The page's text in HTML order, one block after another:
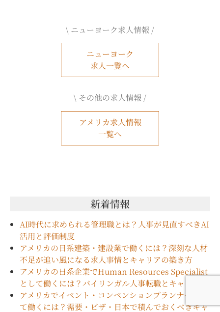
\ ニューヨーク求人情報 /
ニューヨーク
求人一覧へ
\ その他の求人情報 /
アメリカ求人情報
一覧へ
新着情報
AI時代に求められる管理職とは？人事が見直すべきAI
活用と評価制度
アメリカの日系建築・建設業で働くには？深刻な人材
不足が追い風になる求人事情とキャリアの築き方
アメリカの日系企業でHuman Resources Specialist
として働くには？バイリンガル人事転職とキャリア
アメリカでイベント・コンベンションプランナーとし
て働くには？需要・ビザ・日本で積んでおくべきキャ